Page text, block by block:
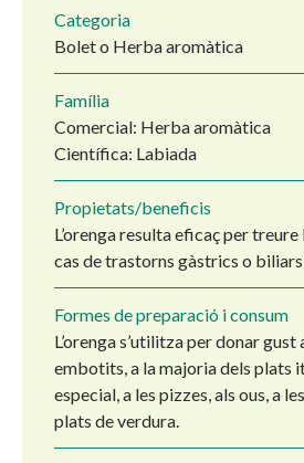
Categoria
Bolet o Herba aromàtica
Família
Comercial: Herba aromàtica
Científica: Labiada
Propietats/beneficis
L’orenga resulta eficaç per
cas de trastorns gàstrics o
Formes de preparació i consum
L’orenga s’utilitza per donar gust
embotits, a la majoria dels plats
especial, a les pizzes, als ous, a
plats de verdura.